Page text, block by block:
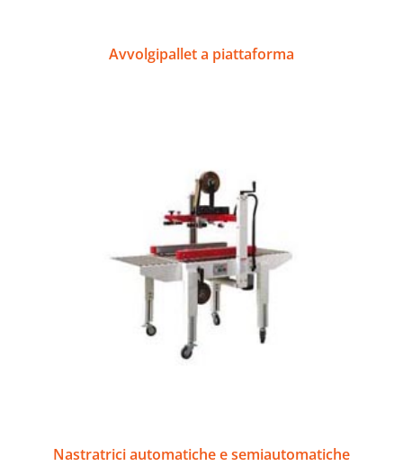
Avvolgipallet a piattaforma
Nastratrici automatiche e semiautomatiche